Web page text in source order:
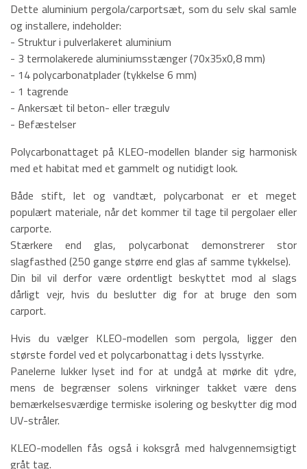
Dette aluminium pergola/carportsæt, som du selv skal samle
og installere, indeholder:
- Struktur i pulverlakeret aluminium
- 3 termolakerede aluminiumsstænger (70x35x0,8 mm)
- 14 polycarbonatplader (tykkelse 6 mm)
- 1 tagrende
- Ankersæt til beton- eller trægulv
- Befæstelser
Polycarbonattaget på KLEO-modellen blander sig harmonisk
med et habitat med et gammelt og nutidigt look.
Både stift, let og vandtæt, polycarbonat er et meget
populært materiale, når det kommer til tage til pergolaer eller
carporte.
Stærkere end glas, polycarbonat demonstrerer stor
slagfasthed (250 gange større end glas af samme tykkelse).
Din bil vil derfor være ordentligt beskyttet mod al slags
dårligt vejr, hvis du beslutter dig for at bruge den som
carport.
Hvis du vælger KLEO-modellen som pergola, ligger den
største fordel ved et polycarbonattag i dets lysstyrke.
Panelerne lukker lyset ind for at undgå at mørke dit ydre,
mens de begrænser solens virkninger takket være dens
bemærkelsesværdige termiske isolering og beskytter dig mod
UV-stråler.
KLEO-modellen fås også i koksgrå med halvgennemsigtigt
gråt tag.